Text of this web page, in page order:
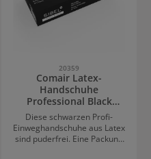
20359
Comair Latex-
Handschuhe
Professional Black
Gloves
Diese schwarzen Profi-
Einweghandschuhe aus Latex
sind puderfrei. Eine Packung